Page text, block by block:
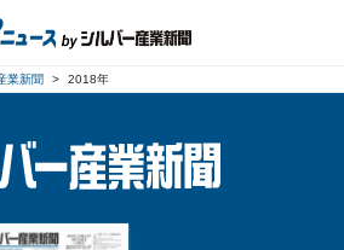
業新聞 2018年